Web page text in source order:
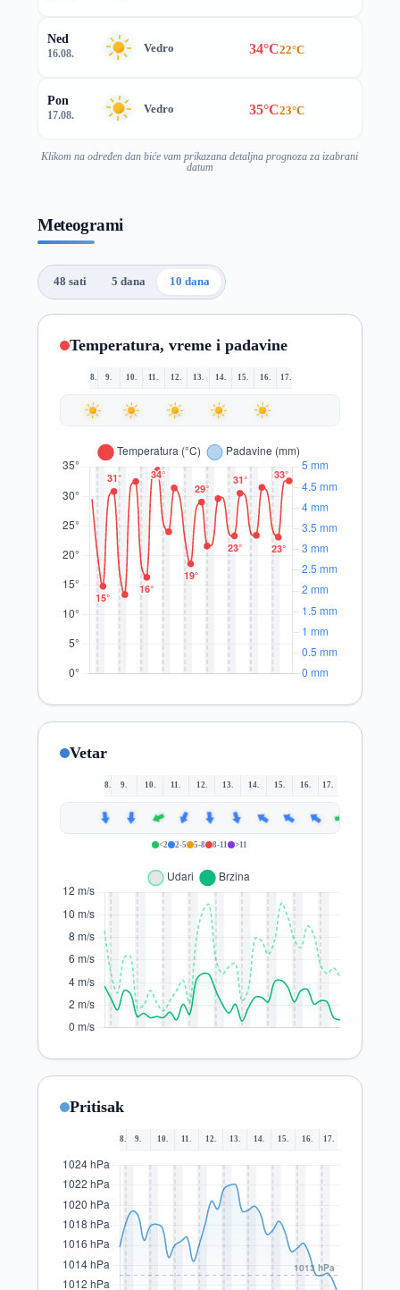
Ned
16.08. Vedro 34°C22°C
Pon
17.08. Vedro 35°C23°C
Klikom na određen dan biće vam prikazana detaljna prognoza za izabrani
datum
Meteogrami
48 sati 5 dana 10 dana
Temperatura, vreme i padavine
8. 9. 10. 11. 12. 13. 14. 15. 16. 17.
Vetar
8. 9. 10. 11. 12. 13. 14. 15. 16. 17.
Pritisak
8. 9. 10. 11. 12. 13. 14. 15. 16. 17.